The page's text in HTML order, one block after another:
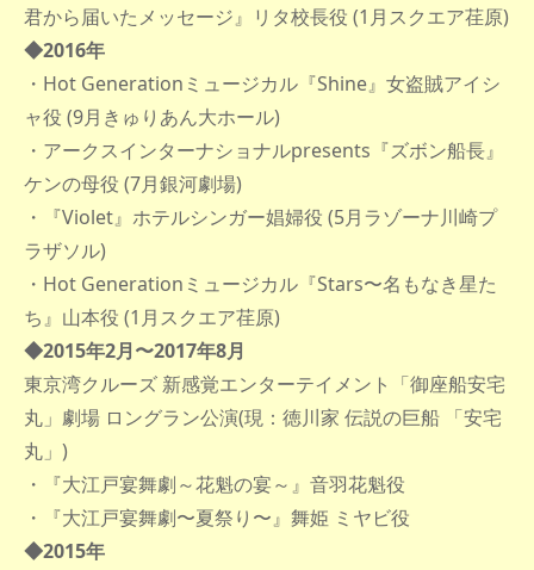
君から届いたメッセージ』リタ校長役 (1月スクエア荏原)
◆2016年
・Hot Generationミュージカル『Shine』女盗賊アイシ
ャ役 (9月きゅりあん大ホール)
・アークスインターナショナルpresents『ズボン船長』
ケンの母役 (7月銀河劇場)
・『Violet』ホテルシンガー娼婦役 (5月ラゾーナ川崎プ
ラザソル)
・Hot Generationミュージカル『Stars〜名もなき星た
ち』山本役 (1月スクエア荏原)
◆2015年2月〜2017年8月
東京湾クルーズ 新感覚エンターテイメント「御座船安宅
丸」劇場 ロングラン公演(現：徳川家 伝説の巨船 「安宅
丸」)
・『大江戸宴舞劇～花魁の宴～』音羽花魁役
・『大江戸宴舞劇〜夏祭り〜』舞姫 ミヤビ役
◆2015年